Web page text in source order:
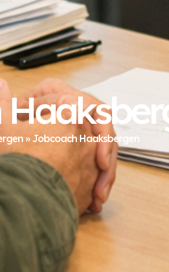
» Jobcoach Haaksbergen